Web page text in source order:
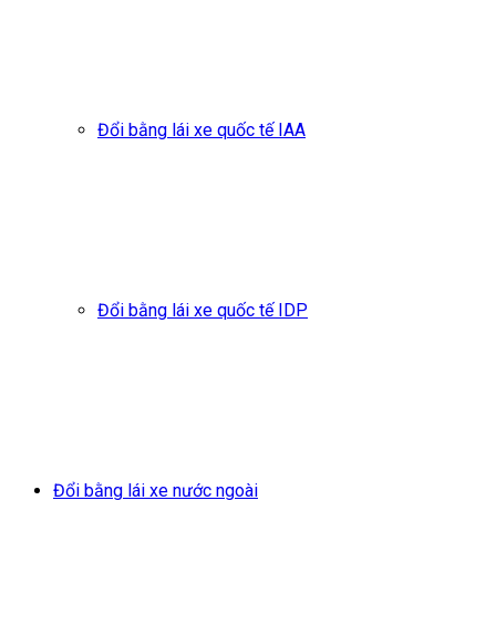
Đổi bằng lái xe quốc tế IAA
Đổi bằng lái xe quốc tế IDP
Đổi bằng lái xe nước ngoài